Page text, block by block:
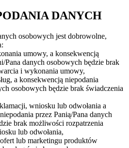
DANYCH
osobowych jest dobrowolne,
umowy, a konsekwencją
Pana danych osobowych będzie brak
i wykonania umowy,
a konsekwencją niepodania
osobowych będzie brak świadczenia
wniosku lub odwołania a
przez Panią/Pana danych
brak możliwości rozpatrzenia
lub odwołania,
lub marketingu produktów